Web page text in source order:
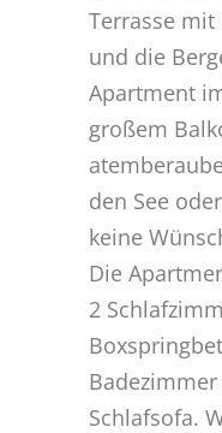
Terrasse mit
und die
Apartment
großem
den See
keine
Die
2
Schlafsofa.